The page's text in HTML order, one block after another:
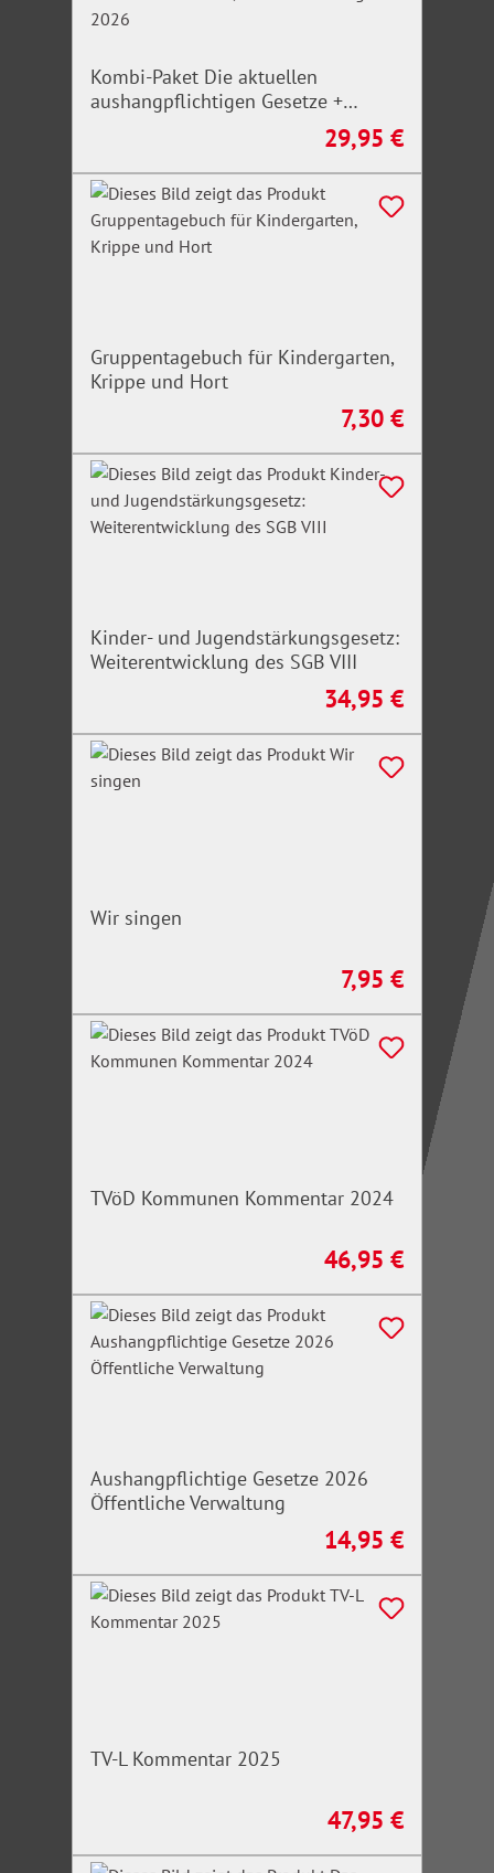
Kombi-Paket Die aktuellen
aushangpflichtigen Gesetze +
Arbeitsschutz, Gesundheitsschutz,
Regulärer Preis:
29,95 €
Gruppentagebuch für Kindergarten,
Krippe und Hort
Regulärer Preis:
7,30 €
Kinder- und Jugendstärkungsgesetz:
Weiterentwicklung des SGB VIII
Regulärer Preis:
34,95 €
Wir singen
Regulärer Preis:
7,95 €
TVöD Kommunen Kommentar 2024
Regulärer Preis:
46,95 €
Aushangpflichtige Gesetze 2026
Öffentliche Verwaltung
Regulärer Preis:
14,95 €
TV-L Kommentar 2025
Regulärer Preis:
47,95 €